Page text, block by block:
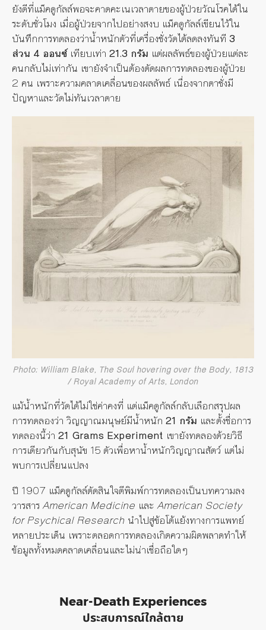
ยังดีที่แม็คดูกัลล์พอจะคาดคะเนเวลาตายของผู้ป่วยวัณโรคได้ใน
ระดับชั่วโมง เมื่อผู้ป่วยจากไปอย่างสงบ แม็คดูกัลล์เขียนไว้ใน
บันทึกการทดลองว่าน้ำหนักตัวที่เครื่องชั่งวัดได้ลดลงทันที 3
ส่วน 4 ออนซ์เทียบเท่า 21.3 กรัม แต่ผลลัพธ์ของผู้ป่วยแต่ละ
คนกลับไม่เท่ากัน เขายังจำเป็นต้องตัดผลการทดลองของผู้ป่วย
2 คน เพราะความคลาดเคลื่อนของผลลัพธ์ เนื่องจากตาชั่งมี
ปัญหาและวัดไม่ทันเวลาตาย
Photo: William Blake, The Soul hovering over the Body, 1813
/ Royal Academy of Arts, London
แม้น้ำหนักที่วัดได้ไม่ใช่ค่าคงที่ แต่แม็คดูกัลล์กลับเลือกสรุปผล
การทดลองว่า วิญญาณมนุษย์มีน้ำหนัก 21 กรัม และตั้งชื่อการ
ทดลองนี้ว่า 21 Grams Experiment เขายังทดลองด้วยวิธี
การเดียวกันกับสุนัข 15 ตัวเพื่อหาน้ำหนักวิญญาณสัตว์ แต่ไม่
พบการเปลี่ยนแปลง
ปี 1907 แม็คดูกัลล์ตัดสินใจตีพิมพ์การทดลองเป็นบทความลง
วารสารAmerican Medicine และAmerican Society
for Psychical Research นำไปสู่ข้อโต้แย้งทางการแพทย์
หลายประเด็น เพราะตลอดการทดลองเกิดความผิดพลาดทำให้
ข้อมูลทั้งหมดคลาดเคลื่อนและไม่น่าเชื่อถือใดๆ
Near-Death Experiences
ประสบการณ์ใกล้ตาย